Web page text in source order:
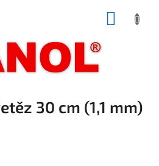
30 cm (1,1 mm)